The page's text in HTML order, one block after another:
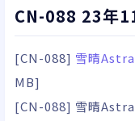
CN-088 23年
[CN-088] 雪晴Astra
MB]
[CN-088] 雪晴